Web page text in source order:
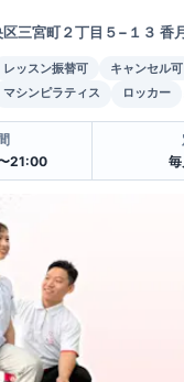
三宮町２丁目５−１３ 香
レッスン振替可 キャンセル可
マシンピラティス ロッカー
21:00